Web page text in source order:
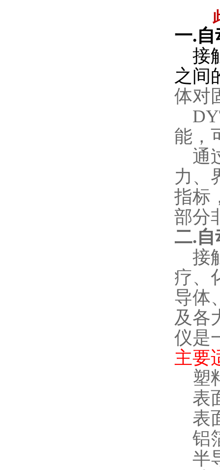
一.
接
之间
体对
能，
通
力、
指标
部分
二.
接
疗、
导体
及各
仪是
主要
塑
表
表
铝
半